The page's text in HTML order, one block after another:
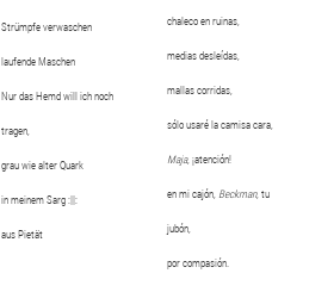
Strümpfe verwaschen
laufende Maschen
Nur das Hemd will ich noch
tragen,
grau wie alter Quark
in meinem Sarg :||:
aus Pietät
chaleco en ruinas,
medias desleídas,
mallas corridas,
sólo usaré la camisa cara,
Maja, ¡atención!
en mi cajón, Beckman, tu
jubón,
por compasión.